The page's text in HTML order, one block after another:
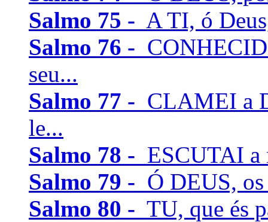
Salmo 75 - A TI, ó
Salmo 76 -
seu...
Salmo 77 - CLAMEI a
le...
Salmo 78 - ESCUTAI
Salmo 79 - Ó DEUS,
Salmo 80 - TU, que és